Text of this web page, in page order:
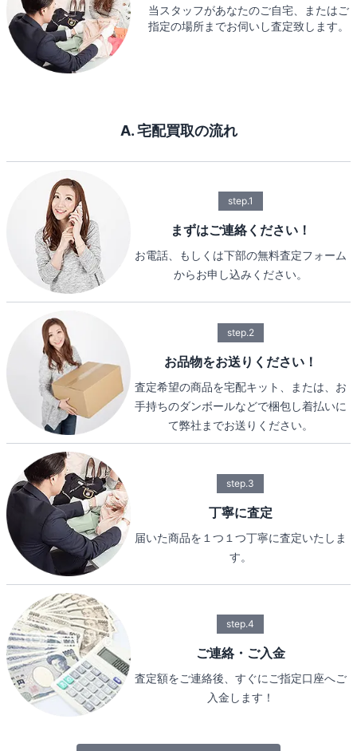
当スタッフがあなたのご自宅、またはご
指定の場所までお伺いし査定致します。
A. 宅配買取の流れ
step.1
まずはご連絡ください！
お電話、もしくは下部の無料査定フォーム
からお申し込みください。
step.2
お品物をお送りください！
査定希望の商品を宅配キット、または、お
手持ちのダンボールなどで梱包し着払いに
て弊社までお送りください。
step.3
丁寧に査定
届いた商品を１つ１つ丁寧に査定いたしま
す。
step.4
ご連絡・ご入金
査定額をご連絡後、すぐにご指定口座へご
入金します！